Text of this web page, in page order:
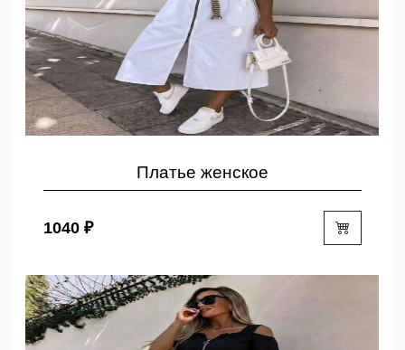
Платье женское
1040 ₽